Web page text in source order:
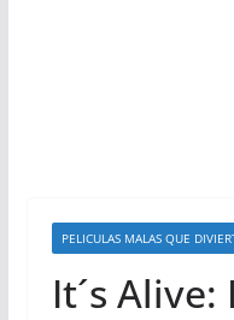
PELICULAS MALAS QUE
It´s